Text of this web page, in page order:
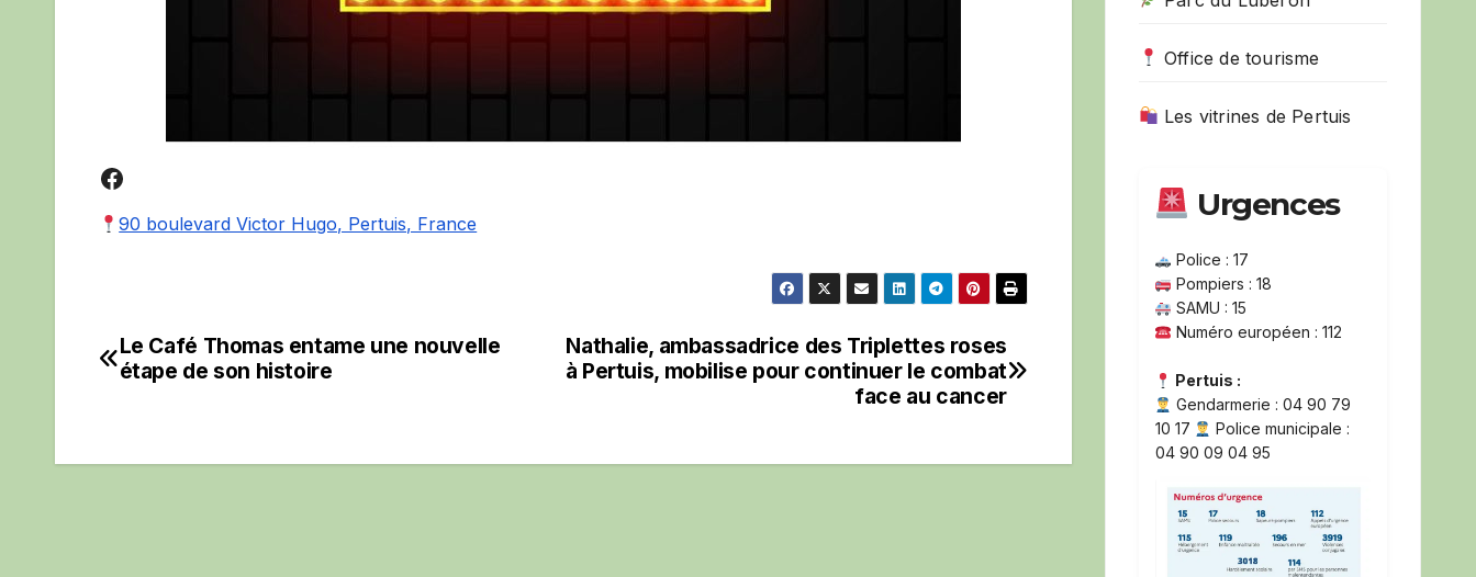
Facebook
90 boulevard Victor Hugo, Pertuis, France
Navigation
Nathalie, ambassadrice des Triplettes roses
à Pertuis, mobilise pour continuer le combat
face au cancer
Le Café Thomas entame une nouvelle
étape de son histoire
Office de tourisme
Les vitrines de Pertuis
Urgences
Police : 17
Pompiers : 18
SAMU : 15
Numéro européen : 112
Pertuis :
Gendarmerie : 04 90 79
10 17
Police municipale :
04 90 09 04 95